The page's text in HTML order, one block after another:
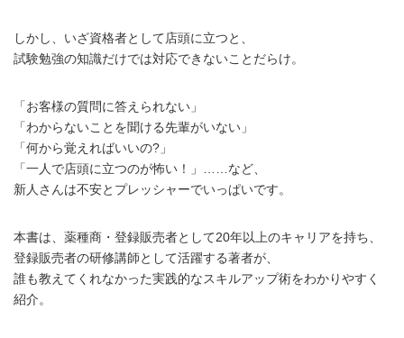
しかし、いざ資格者として店頭に立つと、
試験勉強の知識だけでは対応できないことだらけ。
「お客様の質問に答えられない」
「わからないことを聞ける先輩がいない」
「何から覚えればいいの?」
「一人で店頭に立つのが怖い！」……など、
新人さんは不安とプレッシャーでいっぱいです。
本書は、薬種商・登録販売者として20年以上のキャリアを持ち、
登録販売者の研修講師として活躍する著者が、
誰も教えてくれなかった実践的なスキルアップ術をわかりやすく
紹介。